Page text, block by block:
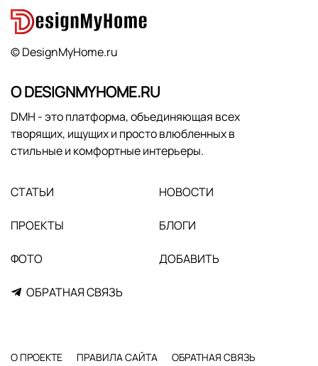
© DesignMyHome.ru
О DESIGNMYHOME.RU
DMH - это платформа, объединяющая всех
творящих, ищущих и просто влюбленных в
стильные и комфортные интерьеры.
СТАТЬИ НОВОСТИ
ПРОЕКТЫ БЛОГИ
ФОТО ДОБАВИТЬ
ОБРАТНАЯ СВЯЗЬ
О ПРОЕКТЕ ПРАВИЛА САЙТА ОБРАТНАЯ СВЯЗЬ